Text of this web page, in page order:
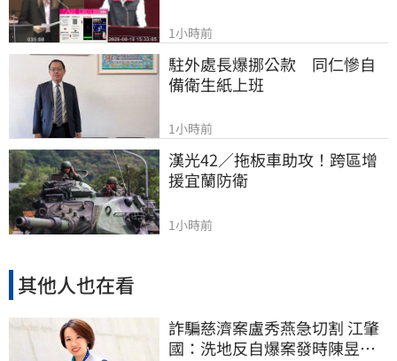
1小時前
駐外處長爆挪公款　同仁慘自
備衛生紙上班
1小時前
漢光42／拖板車助攻！跨區增
援宜蘭防衛
1小時前
其他人也在看
詐騙慈濟案盧秀燕急切割 江肇
國：洗地反自爆案發時陳昱瑄